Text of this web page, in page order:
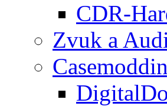
CDR-
Zvuk a